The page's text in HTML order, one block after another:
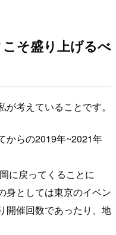
そ盛り上げるべ
考えていることです。
からの2019年~2021年
に戻ってくることに
身としては東京のイベン
開催回数であったり、地